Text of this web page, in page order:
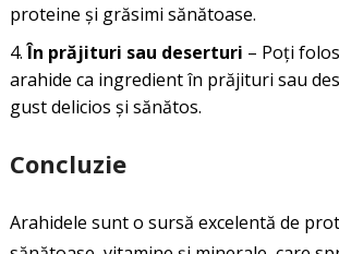
proteine și grăsimi sănătoase.
În prăjituri sau deserturi – Poți
arahide ca ingredient în prăjituri sau
gust delicios și sănătos.
Concluzie
Arahidele sunt o sursă excelentă de